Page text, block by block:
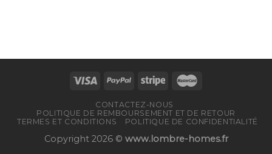
CONTACTEZ-NOUS
POLITIQUE DE REMBOURSEMENT ET DE RETOUR
TERMES ET CONDITIONS
POLITIQUE DE CONFIDENTIALITÉ
Copyright 2026 © www.lombre-homes.fr